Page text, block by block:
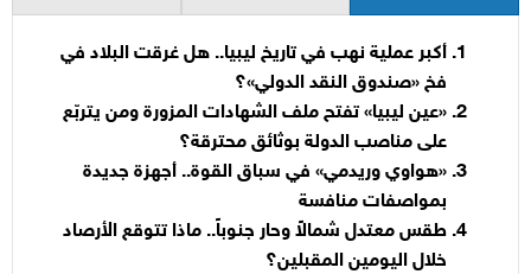
أكبر عملية نهب في تاريخ ليبيا.. هل غرقت البلاد في
فخ «صندوق النقد الدولي»؟
«عين ليبيا» تفتح ملف الشهادات المزورة ومن يتربّع
على مناصب الدولة بوثائق محترقة؟
«هواوي وريدمي» في سباق القوة.. أجهزة جديدة
بمواصفات منافسة
طقس معتدل شمالاً وحار جنوباً.. ماذا تتوقع الأرصاد
خلال اليومين المقبلين؟